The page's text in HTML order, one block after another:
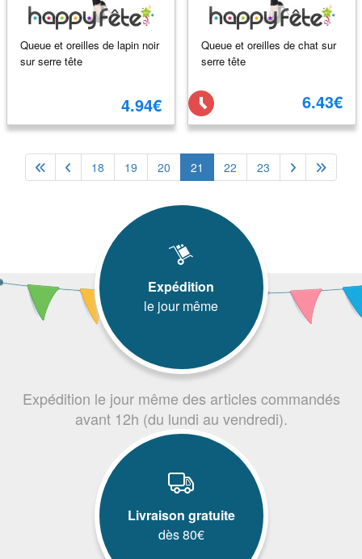
Queue et oreilles de lapin noir
sur serre tête
4.94€
Queue et oreilles de chat sur
serre tête
6.43€
18 19 20 21 22 23
Expédition
le jour même
Expédition le jour même des articles commandés
avant 12h (du lundi au vendredi).
Livraison gratuite
dès 80€